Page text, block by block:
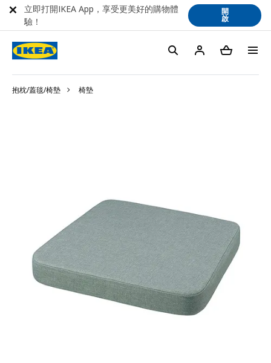
抱枕/蓋毯/椅墊 椅墊
立即打開IKEA App，享受更美好的購物體
驗！
開
啟